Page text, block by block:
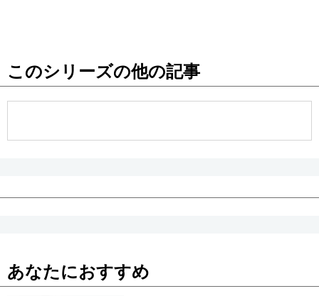
このシリーズの他の記事
あなたにおすすめ